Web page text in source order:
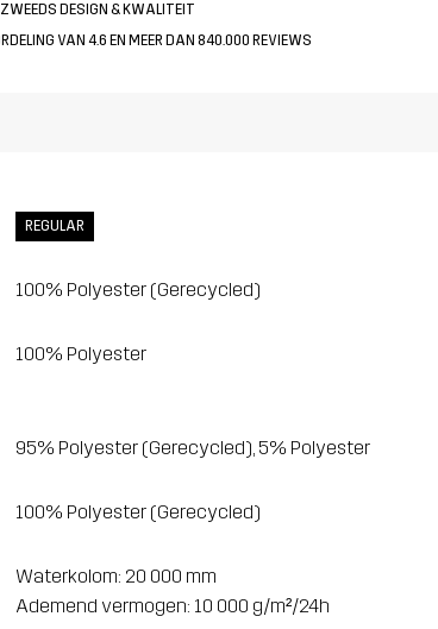
ZWEEDS DESIGN & KWALITEIT
VAN 4.6 EN MEER DAN 840.000 REVIEWS
REGULAR
100% Polyester (Gerecycled)
100% Polyester
95% Polyester (Gerecycled), 5% Polyester
100% Polyester (Gerecycled)
Waterkolom: 20 000 mm
Ademend vermogen: 10 000 g/m²/24h